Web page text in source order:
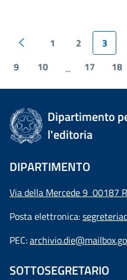
1 2 3
9
10 ... 17 18
Dipartimento
l'editoria
DIPARTIMENTO
Via della Mercede 9 00187
Posta elettronica:
PEC:
SOTTOSEGRETARIO